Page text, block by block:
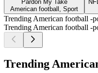
Pardon My Take
American football, Sport
Trending American football -
Trending American football -
Trending